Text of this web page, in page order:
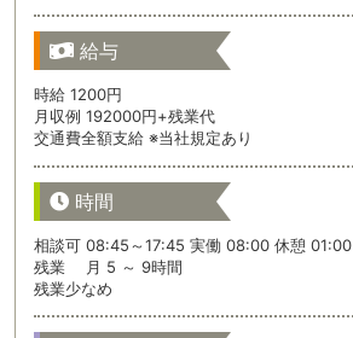
給与
時給 1200円
月収例 192000円+残業代
交通費全額支給 ※当社規定あり
時間
相談可 08:45～17:45 実働 08:00 休憩 01:00
残業 月 5 ～ 9時間
残業少なめ